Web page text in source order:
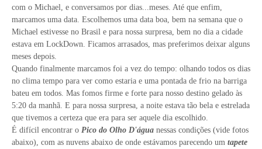
com o Michael, e conversamos por dias...meses. Até que enfim,
marcamos uma data. Escolhemos uma data boa, bem na semana que o
Michael estivesse no Brasil e para nossa surpresa, bem no dia a cidade
estava em LockDown. Ficamos arrasados, mas preferimos deixar alguns
meses depois.
Quando finalmente marcamos foi a vez do tempo: olhando todos os dias
no clima tempo para ver como estaria e uma pontada de frio na barriga
bateu em todos. Mas fomos firme e forte para nosso destino gelado às
5:20 da manhã. E para nossa surpresa, a noite estava tão bela e estrelada
que tivemos a certeza que era para ser aquele dia escolhido.
É difícil encontrar o Pico do Olho D'água nessas condições (vide fotos
abaixo), com as nuvens abaixo de onde estávamos parecendo um tapete